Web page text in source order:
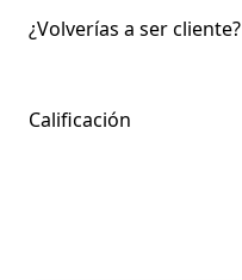
¿Volverías a ser cliente?
Calificación